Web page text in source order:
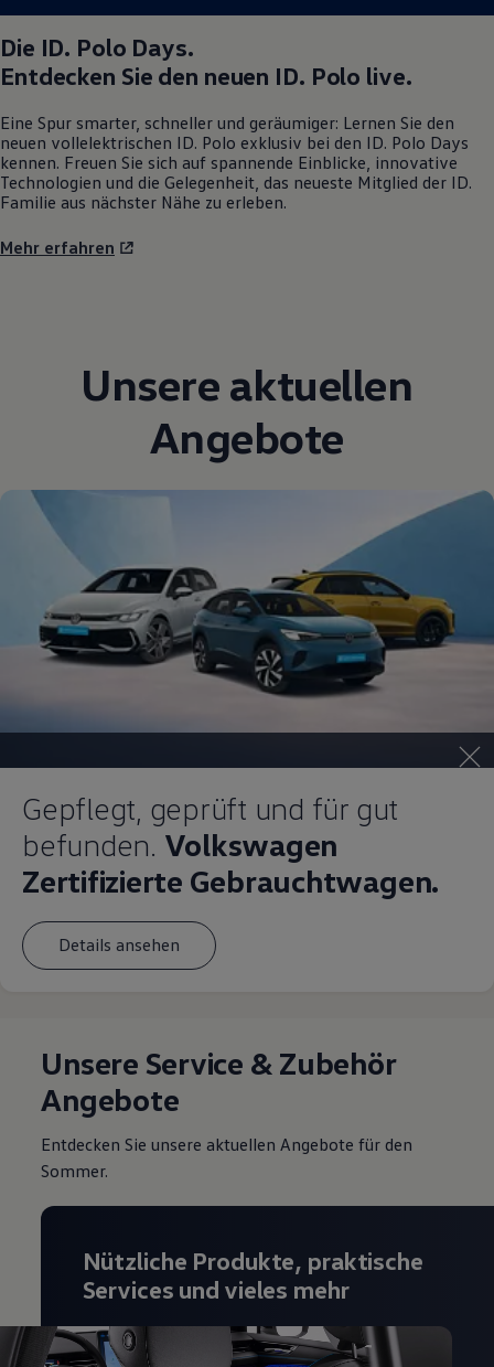
Die ID. Polo Days.
Entdecken Sie den neuen ID. Polo live.
Eine Spur smarter, schneller und geräumiger: Lernen Sie den
neuen vollelektrischen ID. Polo exklusiv bei den ID. Polo Days
kennen. Freuen Sie sich auf spannende Einblicke, innovative
Technologien und die Gelegenheit, das neueste Mitglied der ID.
Familie aus nächster Nähe zu erleben.
Mehr erfahren
Unsere aktuellen
Angebote
Gepflegt, geprüft und für gut
befunden. Volkswagen
Zertifizierte Gebrauchtwagen.
Details ansehen
Unsere Service & Zubehör
Angebote
Entdecken Sie unsere aktuellen Angebote für den
Sommer.
Nützliche Produkte, praktische
Services und vieles mehr